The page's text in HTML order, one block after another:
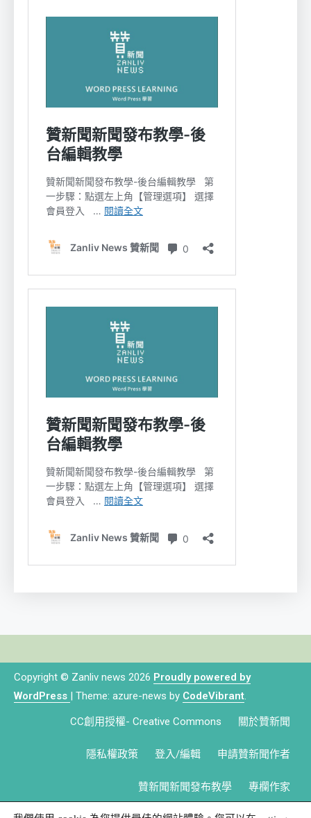
Copyright © Zanliv news 2026 Proudly powered by
WordPress
Theme: azure-news by CodeVibrant.
CC創用授權- Creative Commons 關於贊新聞
隱私權政策 登入/編輯 申請贊新聞作者
贊新聞新聞發布教學 專欄作家